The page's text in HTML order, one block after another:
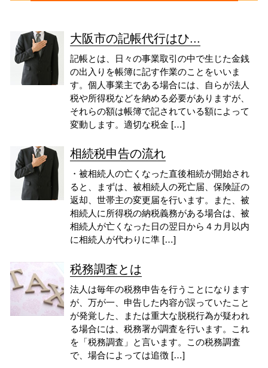
大阪市の記帳代行はひ...
記帳とは、日々の事業取引の中で生じた金銭
の出入りを帳簿に記す作業のことをいいま
す。個人事業主である場合には、自らが法人
税や所得税などを納める必要がありますが、
それらの額は帳簿で記されている額によって
変動します。適切な税金 […]
相続税申告の流れ
・被相続人の亡くなった直後相続が開始され
ると、まずは、被相続人の死亡届、保険証の
返却、世帯主の変更届を行います。また、被
相続人に所得税の納税義務がある場合は、被
相続人が亡くなった日の翌日から４カ月以内
に相続人が代わりに準 […]
税務調査とは
法人は毎年の税務申告を行うことになります
が、万が一、申告した内容が誤っていたこと
が発覚した、または重大な脱税行為が疑われ
る場合には、税務署が調査を行います。これ
を「税務調査」と言います。この税務調査
で、場合によっては追徴 […]